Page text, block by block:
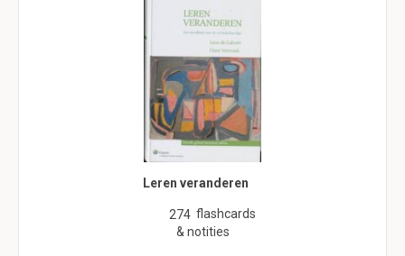
Leren veranderen
274 flashcards
& notities